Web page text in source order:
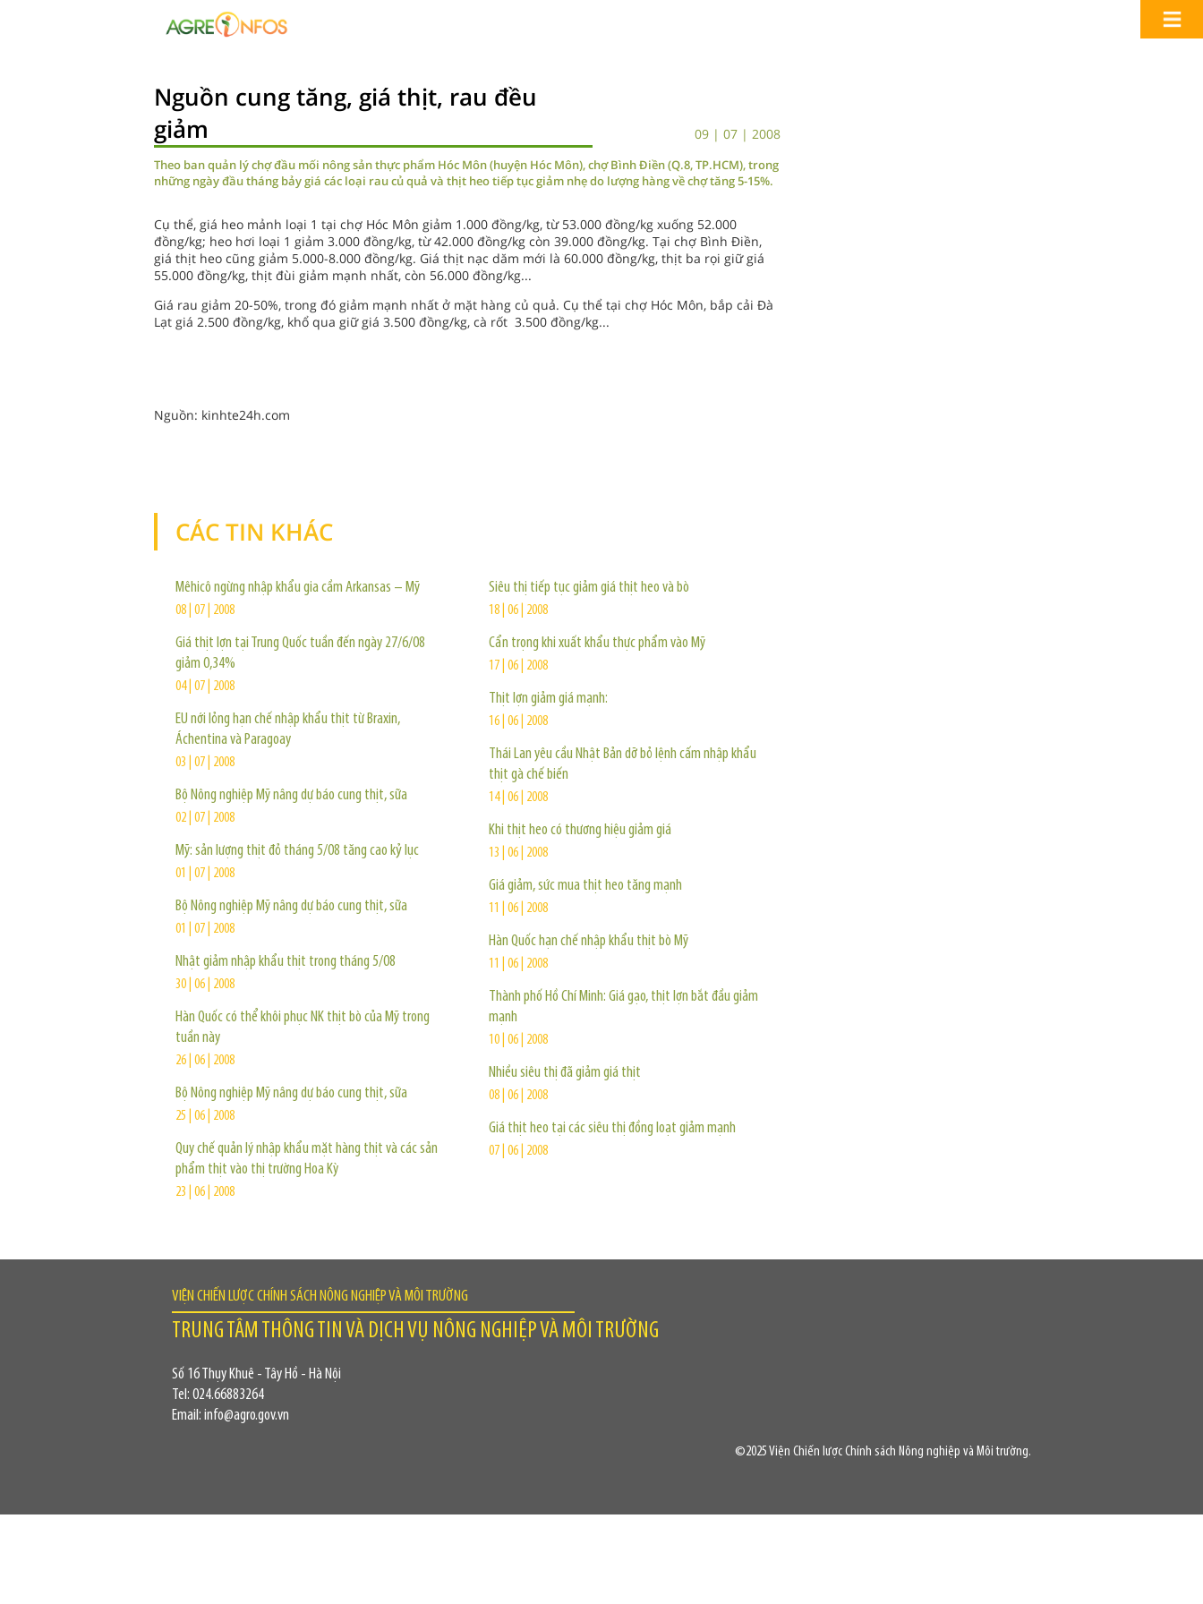
Nguồn cung tăng, giá thịt, rau đều
giảm
09 | 07 | 2008
Theo ban quản lý chợ đầu mối nông sản thực phẩm Hóc Môn (huyện Hóc Môn), chợ Bình Điền (Q.8, TP.HCM), trong
những ngày đầu tháng bảy giá các loại rau củ quả và thịt heo tiếp tục giảm nhẹ do lượng hàng về chợ tăng 5-15%.
Cụ thể, giá heo mảnh loại 1 tại chợ Hóc Môn giảm 1.000 đồng/kg, từ 53.000 đồng/kg xuống 52.000
đồng/kg; heo hơi loại 1 giảm 3.000 đồng/kg, từ 42.000 đồng/kg còn 39.000 đồng/kg. Tại chợ Bình Điền,
giá thịt heo cũng giảm 5.000-8.000 đồng/kg. Giá thịt nạc dăm mới là 60.000 đồng/kg, thịt ba rọi giữ giá
55.000 đồng/kg, thịt đùi giảm mạnh nhất, còn 56.000 đồng/kg...
Giá rau giảm 20-50%, trong đó giảm mạnh nhất ở mặt hàng củ quả. Cụ thể tại chợ Hóc Môn, bắp cải Đà
Lạt giá 2.500 đồng/kg, khổ qua giữ giá 3.500 đồng/kg, cà rốt 3.500 đồng/kg...
Nguồn: kinhte24h.com
CÁC TIN KHÁC
Mêhicô ngừng nhập khẩu gia cầm Arkansas – Mỹ
08 | 07 | 2008
Giá thịt lợn tại Trung Quốc tuần đến ngày 27/6/08
giảm 0,34%
04 | 07 | 2008
EU nới lỏng hạn chế nhập khẩu thịt từ Braxin,
Áchentina và Paragoay
03 | 07 | 2008
Bộ Nông nghiệp Mỹ nâng dự báo cung thịt, sữa
02 | 07 | 2008
Mỹ: sản lượng thịt đỏ tháng 5/08 tăng cao kỷ lục
01 | 07 | 2008
Bộ Nông nghiệp Mỹ nâng dự báo cung thịt, sữa
01 | 07 | 2008
Nhật giảm nhập khẩu thịt trong tháng 5/08
30 | 06 | 2008
Hàn Quốc có thể khôi phục NK thịt bò của Mỹ trong
tuần này
26 | 06 | 2008
Bộ Nông nghiệp Mỹ nâng dự báo cung thịt, sữa
25 | 06 | 2008
Quy chế quản lý nhập khẩu mặt hàng thịt và các sản
phẩm thịt vào thị trường Hoa Kỳ
23 | 06 | 2008
Siêu thị tiếp tục giảm giá thịt heo và bò
18 | 06 | 2008
Cẩn trọng khi xuất khẩu thực phẩm vào Mỹ
17 | 06 | 2008
Thịt lợn giảm giá mạnh:
16 | 06 | 2008
Thái Lan yêu cầu Nhật Bản dỡ bỏ lệnh cấm nhập khẩu
thịt gà chế biến
14 | 06 | 2008
Khi thịt heo có thương hiệu giảm giá
13 | 06 | 2008
Giá giảm, sức mua thịt heo tăng mạnh
11 | 06 | 2008
Hàn Quốc hạn chế nhập khẩu thịt bò Mỹ
11 | 06 | 2008
Thành phố Hồ Chí Minh: Giá gạo, thịt lợn bắt đầu giảm
mạnh
10 | 06 | 2008
Nhiều siêu thị đã giảm giá thịt
08 | 06 | 2008
Giá thịt heo tại các siêu thị đồng loạt giảm mạnh
07 | 06 | 2008
VIỆN CHIẾN LƯỢC CHÍNH SÁCH NÔNG NGHIỆP VÀ MÔI TRƯỜNG
TRUNG TÂM THÔNG TIN VÀ DỊCH VỤ NÔNG NGHIỆP VÀ MÔI TRƯỜNG
Số 16 Thụy Khuê - Tây Hồ - Hà Nội
Tel: 024.66883264
Email: info@agro.gov.vn
©2025 Viện Chiến lược Chính sách Nông nghiệp và Môi trường.